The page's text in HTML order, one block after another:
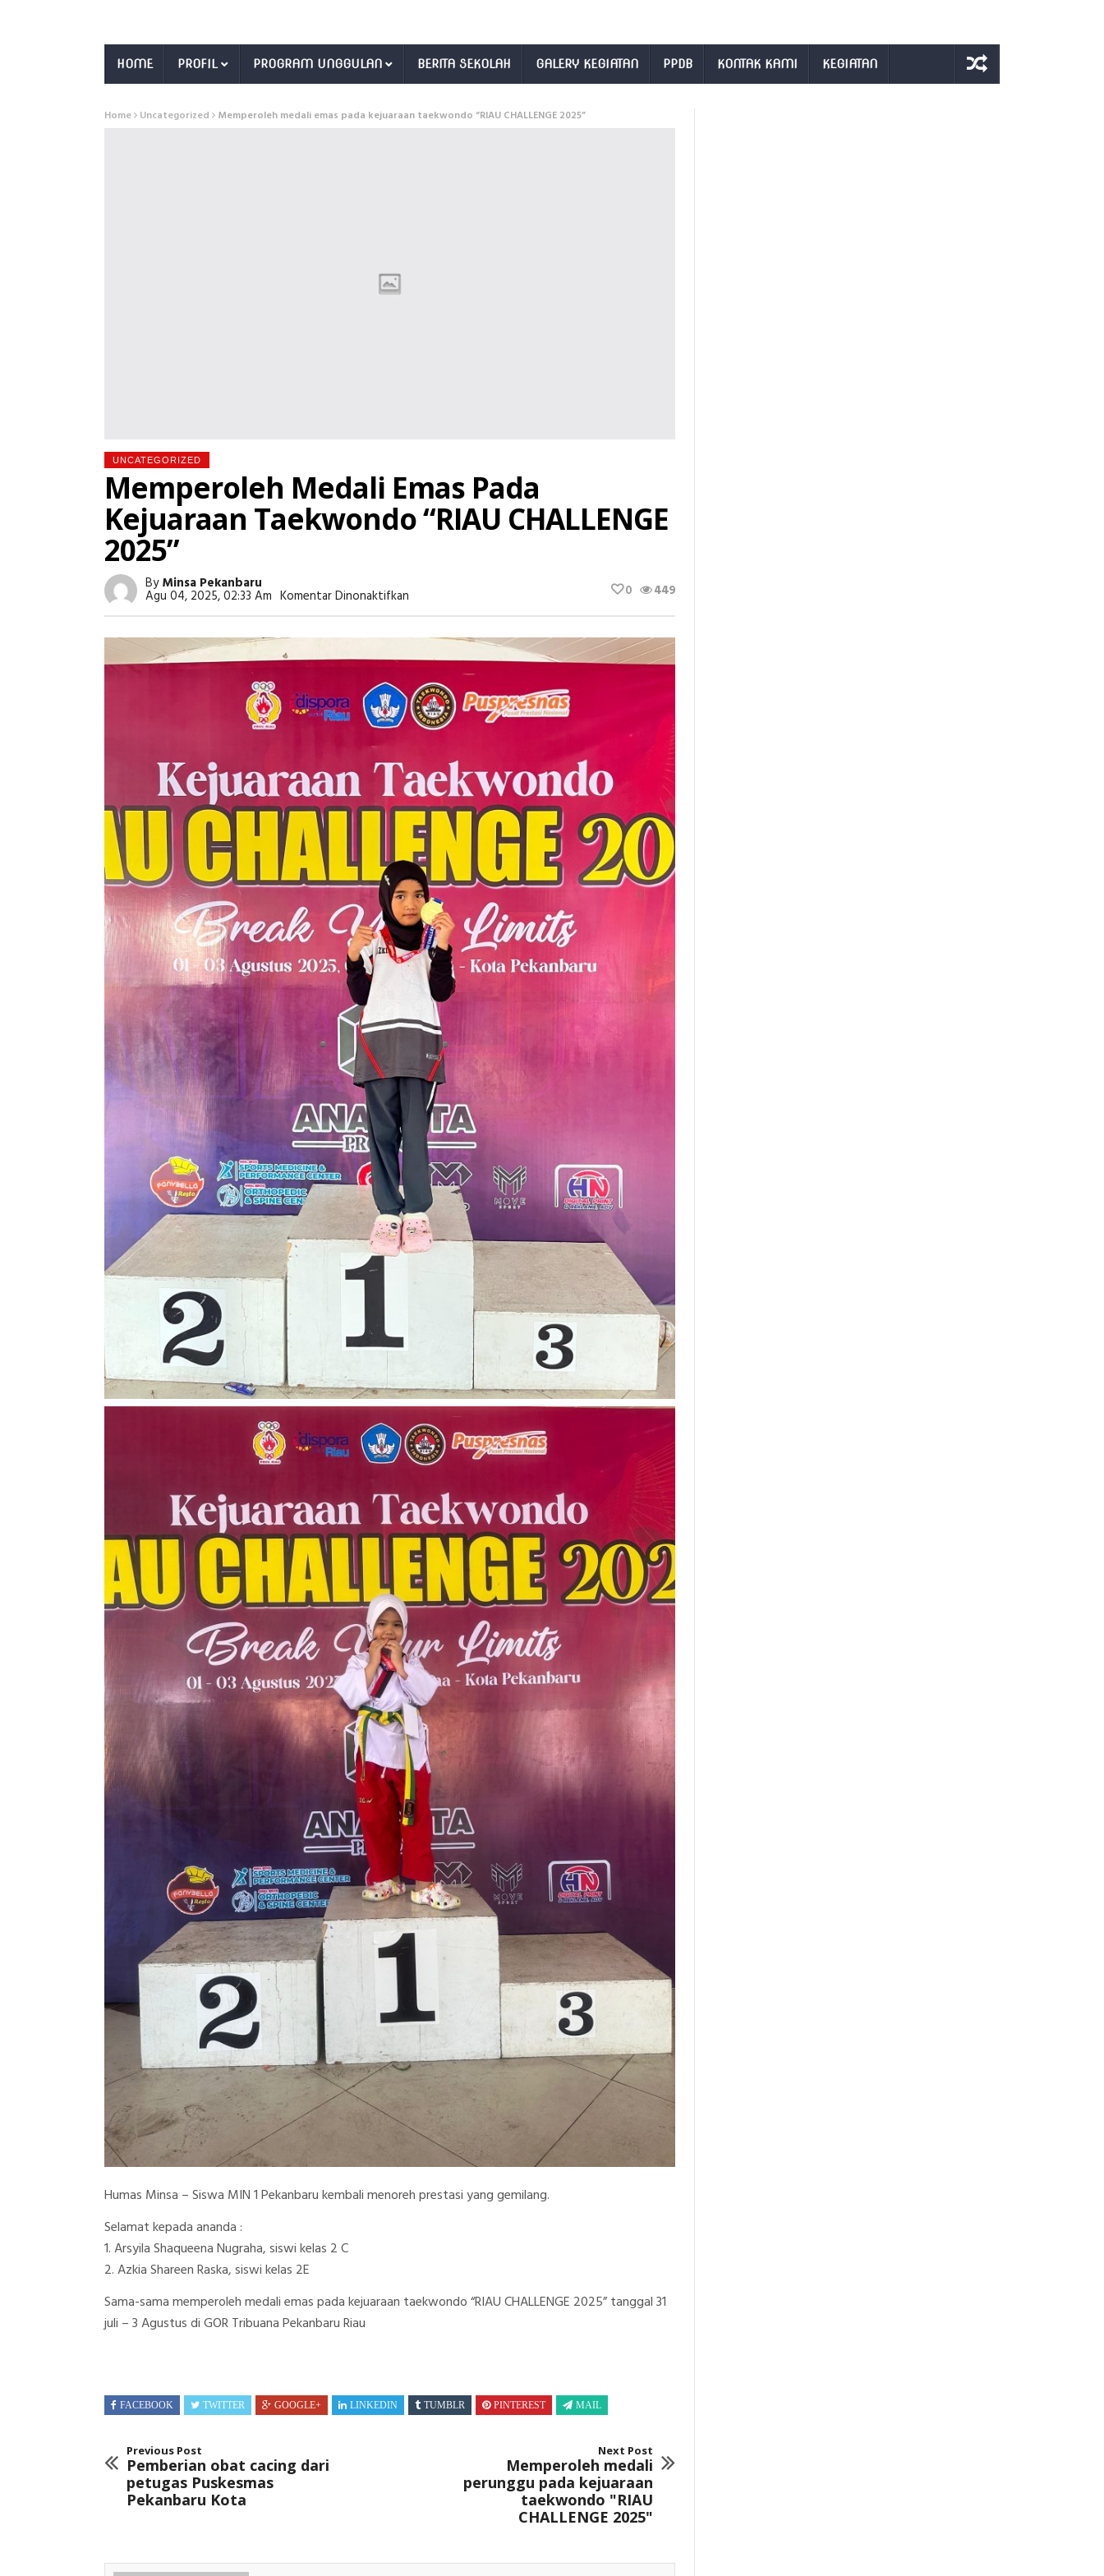
HOME PROFIL PROGRAM UNGGULAN BERITA SEKOLAH GALERY KEGIATAN PPDB KONTAK KAMI KEGIATAN
Home Uncategorized Memperoleh medali emas pada kejuaraan taekwondo “RIAU CHALLENGE 2025”
UNCATEGORIZED
Memperoleh Medali Emas Pada
Kejuaraan Taekwondo “RIAU CHALLENGE
2025”
ByMinsa Pekanbaru
Agu 04, 2025, 02:33 Am Komentar Dinonaktifkan
Medali
Emas
Kejuaraan
Taekwondo
“RIAU
CHALLENGE
2025”
449
0
Humas Minsa – Siswa MIN 1 Pekanbaru kembali menoreh prestasi yang gemilang.
Selamat kepada ananda :
1. Arsyila Shaqueena Nugraha, siswi kelas 2 C
2. Azkia Shareen Raska, siswi kelas 2E
Sama-sama memperoleh medali emas pada kejuaraan taekwondo “RIAU CHALLENGE 2025” tanggal 31
juli – 3 Agustus di GOR Tribuana Pekanbaru Riau
FACEBOOK TWITTER GOOGLE+ LINKEDIN TUMBLR PINTEREST MAIL
Previous Post
Pemberian obat cacing dari
petugas Puskesmas
Pekanbaru Kota
Next Post
Memperoleh medali
perunggu pada kejuaraan
taekwondo "RIAU
CHALLENGE 2025"